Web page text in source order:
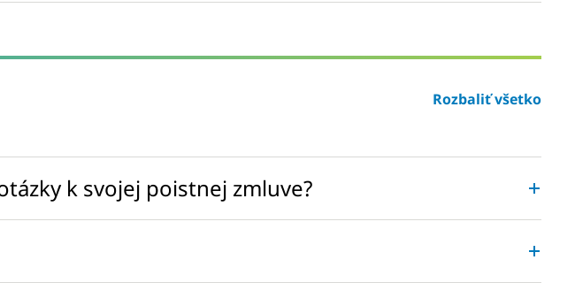
Rozbaliť všetko
k svojej poistnej zmluve?